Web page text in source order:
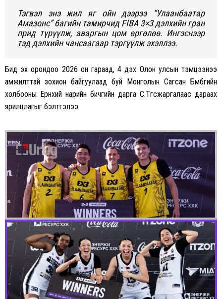
Тэгвэл энэ жил яг ойн дээрээ “Улаанбаатар
Амазонс” багийн тамирчид FIBA 3×3 дэлхийн гран
прид түрүүлж, аваргын цом өргөлөө. Ингэснээр
тэд дэлхийн чансаагаар тэргүүлж эхэллээ.
Бид эх орондоо 2026 он гараад, 4 дэх Олон улсын тэмцээнээ
амжилттай зохион байгуулаад буй Монголын Сагсан Бөмбөгийн
холбооны Ерөнхий нарийн бичгийн дарга С.Төгсжаргалаас дараах
ярилцлагыг бэлтгэлээ.